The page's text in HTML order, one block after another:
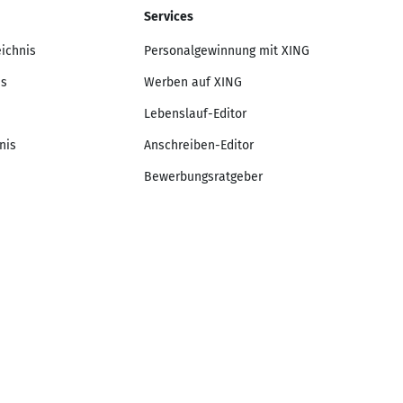
Services
Personalgewinnung mit XING
Werben auf XING
Lebenslauf-Editor
Anschreiben-Editor
Bewerbungsratgeber